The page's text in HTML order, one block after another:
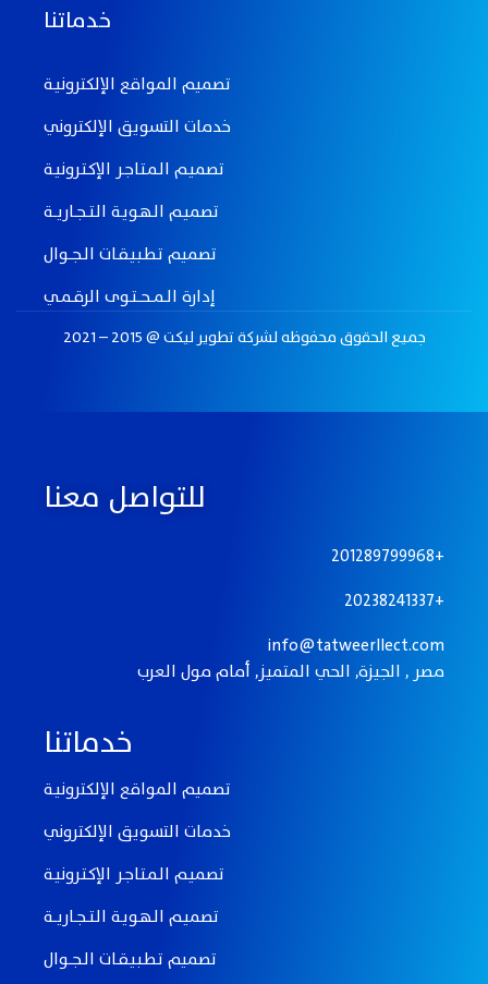
خدماتنا
تصميم المواقع الإلكترونيـة
خدمات التسويق الإلكتروني
تصميـم الـمـتـاجـر الإكـتـرونيـة
تصميـم الـهـويـة الـتـــجــاريـــة
تصميم تـطـبـيـقــات الــجـــوال
إدارة الــمـــحـــتــوى الرقــمــي
جميع الحقوق محفوظه لـشركة تطوير ليكت @ 2015 – 2021
للتواصل معنا
201289799968+
20238241337+
info@tatweerllect.com
مصر , الجيزة, الحي المتميز, أمام مول العرب
خدماتنا
تصميم المواقع الإلكترونيـة
خدمات التسويق الإلكتروني
تصميـم الـمـتـاجـر الإكـتـرونيـة
تصميـم الـهـويـة الـتـــجــاريـــة
تصميم تـطـبـيـقــات الــجـــوال